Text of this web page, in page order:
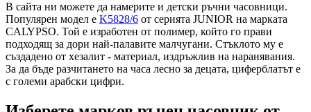
В сайта ни можете да намерите и детски ръчни часовници.
Популярен модел е K5828/6 от серията JUNIOR на марката
CALYPSO. Той е изработен от полимер, който го прави
подходящ за дори най-палавите малчугани. Стъклото му е
създадено от хезалит - материал, издръжлив на наранявания.
За да бъде разчитането на часа лесно за децата, циферблатът е
с големи арабски цифри.